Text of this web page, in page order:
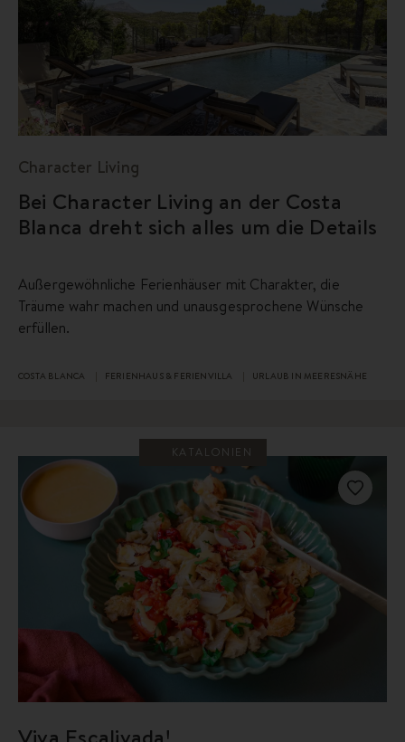
Character Living
Bei Character Living an der Costa
Blanca dreht sich alles um die Details
Außergewöhnliche Ferienhäuser mit Charakter, die
Träume wahr machen und unausgesprochene Wünsche
erfüllen.
COSTA BLANCA FERIENHAUS & FERIENVILLA URLAUB IN MEERESNÄHE
KATALONIEN